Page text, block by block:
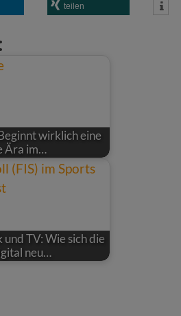
teilen
wirklich eine
Ära im…
und TV: Wie sich die
neu…